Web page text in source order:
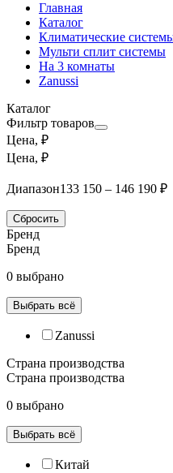
Главная
Каталог
Климатические
Мульти сплит системы
На 3 комнаты
Zanussi
Каталог
Фильтр товаров
Цена, ₽
Цена, ₽
Диапазон133 150 – 146 190 ₽
Сбросить
Бренд
Бренд
0 выбрано
Выбрать всё
Zanussi
Страна производства
Страна производства
0 выбрано
Выбрать всё
Китай